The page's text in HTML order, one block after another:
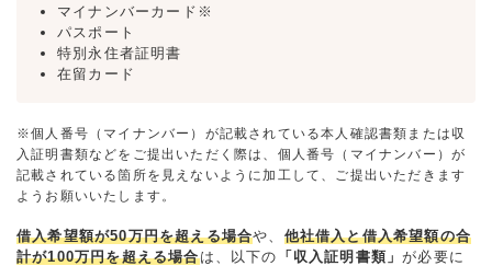
マイナンバーカード※
パスポート
特別永住者証明書
在留カード
※個人番号（マイナンバー）が記載されている本人確認書類または収
入証明書類などをご提出いただく際は、個人番号（マイナンバー）が
記載されている箇所を見えないように加工して、ご提出いただきます
ようお願いいたします。
借入希望額が50万円を超える場合や、 他社借入と借入希望額の合
計が100万円を超える場合は、以下の 「収入証明書類」が必要に